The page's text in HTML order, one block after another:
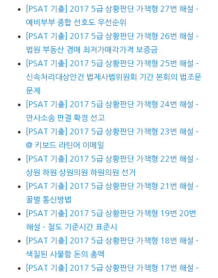
[PSAT 기출] 2017 5급 상황판단 가책형 27번 해설 –
예비부부 종합 선호도 우선순위
[PSAT 기출] 2017 5급 상황판단 가책형 26번 해설 –
법원 부동산 경매 최저가매각가격 보증금
[PSAT 기출] 2017 5급 상황판단 가책형 25번 해설 –
신속처리대상안건 법제사법위원회 기간 본회의 법조문
문제
[PSAT 기출] 2017 5급 상황판단 가책형 24번 해설 –
만사소송 판결 확정 선고
[PSAT 기출] 2017 5급 상황판단 가책형 23번 해설 –
@ 키보드 라틴어 이메일
[PSAT 기출] 2017 5급 상황판단 가책형 22번 해설 –
상원 하원 상원의원 하원의원 선거
[PSAT 기출] 2017 5급 상황판단 가책형 21번 해설 –
꿀벌 통신방법
[PSAT 기출] 2017 5급 상황판단 가책형 19번 20번
해설 – 철도 기준시간 표준시
[PSAT 기출] 2017 5급 상황판단 가책형 18번 해설 –
색칠된 사물함 돈의 총액
[PSAT 기출] 2017 5급 상황판단 가책형 17번 해설 –